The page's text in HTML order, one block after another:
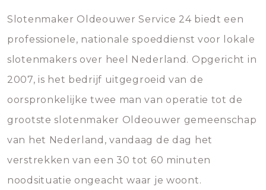
Slotenmaker Oldeouwer Service 24 biedt een
professionele, nationale spoeddienst voor lokale
slotenmakers over heel Nederland. Opgericht in
2007, is het bedrijf uitgegroeid van de
oorspronkelijke twee man van operatie tot de
grootste slotenmaker Oldeouwer gemeenschap
van het Nederland, vandaag de dag het
verstrekken van een 30 tot 60 minuten
noodsituatie ongeacht waar je woont.